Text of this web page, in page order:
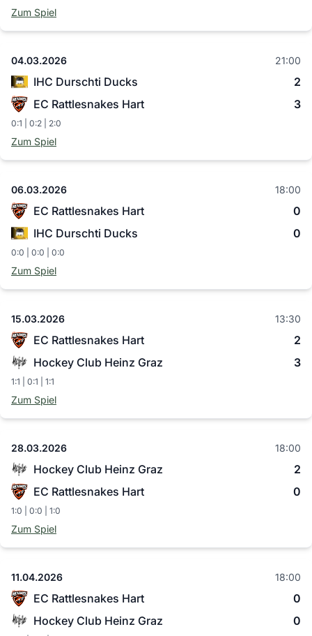
Zum Spiel
04.03.2026 21:00
IHC Durschti Ducks
2
EC Rattlesnakes Hart
3
0:1 | 0:2 | 2:0
Zum Spiel
06.03.2026 18:00
EC Rattlesnakes Hart
0
IHC Durschti Ducks
0
0:0 | 0:0 | 0:0
Zum Spiel
15.03.2026 13:30
EC Rattlesnakes Hart
2
Hockey Club Heinz Graz
3
1:1 | 0:1 | 1:1
Zum Spiel
28.03.2026 18:00
Hockey Club Heinz Graz
2
EC Rattlesnakes Hart
0
1:0 | 0:0 | 1:0
Zum Spiel
11.04.2026 18:00
EC Rattlesnakes Hart
0
Hockey Club Heinz Graz
0